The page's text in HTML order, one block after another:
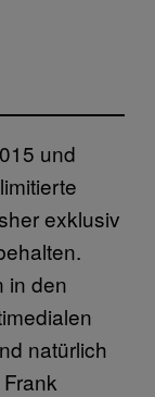
und
exklusiv
in den
natürlich